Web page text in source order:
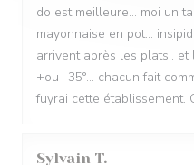
do est meilleure... moi un
mayonnaise en pot...
arrivent après les plats..
+ou- 35°... chacun fait
fuyrai cette établissement.
Sylvain T